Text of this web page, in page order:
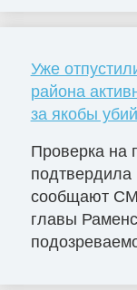
Уже
района
за якобы
Проверка на
подтвердила
сообщают
главы